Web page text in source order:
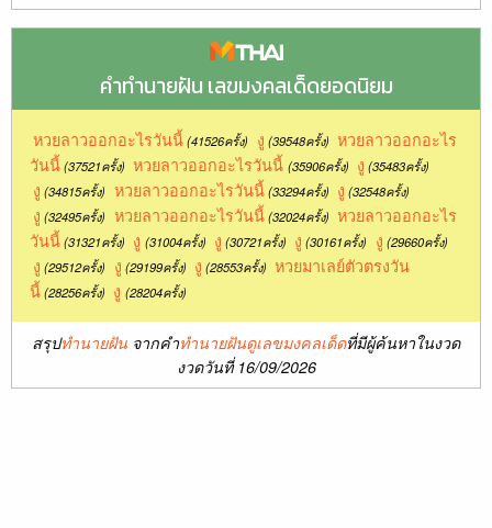
คำทำนายฝัน เลขมงคลเด็ดยอดนิยม
หวยลาวออกอะไรวันนี้ (41526ครั้ง) งู (39548ครั้ง) หวยลาวออกอะไร
วันนี้(37521ครั้ง) หวยลาวออกอะไรวันนี้ (35906ครั้ง) งู (35483ครั้ง)
งู (34815ครั้ง) หวยลาวออกอะไรวันนี้ (33294ครั้ง) งู (32548ครั้ง)
งู (32495ครั้ง) หวยลาวออกอะไรวันนี้ (32024ครั้ง) หวยลาวออกอะไร
วันนี้(31321ครั้ง) งู (31004ครั้ง) งู (30721ครั้ง) งู (30161ครั้ง) งู (29660ครั้ง)
งู (29512ครั้ง) งู (29199ครั้ง) งู (28553ครั้ง) หวยมาเลย์ตัวตรงวัน
นี้(28256ครั้ง) งู (28204ครั้ง)
สรุปทำนายฝัน จากคำทำนายฝันดูเลขมงคลเด็ดที่มีผู้ค้นหาในงวด
งวดวันที่ 16/09/2026